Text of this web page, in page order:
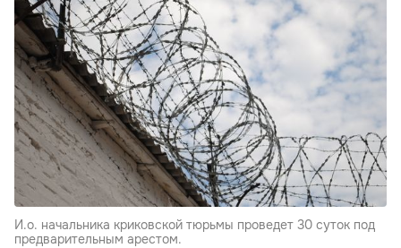
И.о. начальника криковской тюрьмы проведет 30 суток под
предварительным арестом.